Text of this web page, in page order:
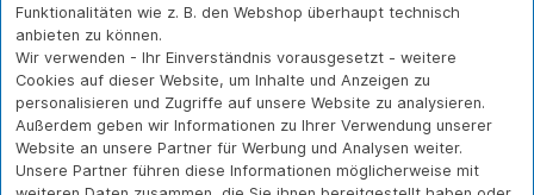
Für IT-Leiter
Für Privatkunden
Erfolgsgeschichte
n
Branchen
IT-Infrastruktur
Softwarelösungen
WLAN-Lösungen
Reparatur
Versand- und
Zahlarten
Rücksendung und
Widerruf
Über CAB Kontakt IMPRESSUM
Funktionalitäten wie z. B. den Webshop überhaupt technisch
anbieten zu können.
Wir verwenden - Ihr Einverständnis vorausgesetzt - weitere
Cookies auf dieser Website, um Inhalte und Anzeigen zu
personalisieren und Zugriffe auf unsere Website zu analysieren.
Außerdem geben wir Informationen zu Ihrer Verwendung unserer
Website an unsere Partner für Werbung und Analysen weiter.
Unsere Partner führen diese Informationen möglicherweise mit